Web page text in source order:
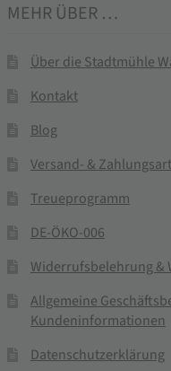
MEHR ÜBER …
Über die Stadtmühle
Kontakt
Blog
Versand- &
Treueprogramm
DE-ÖKO-006
Widerrufsbelehrung
Allgemeine
Kundeninformationen
Datenschutzerklärung